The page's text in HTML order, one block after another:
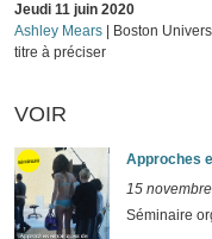
Jeudi 11 juin 2020
Ashley Mears | Boston
titre à préciser
VOIR
Approches
15
Séminaire